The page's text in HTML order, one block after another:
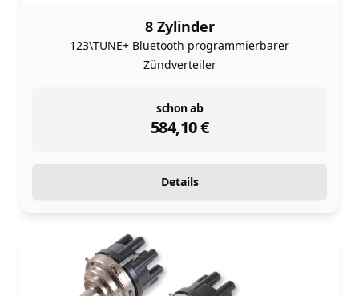
8 Zylinder
123\TUNE+ Bluetooth programmierbarer
Zündverteiler
schon ab
584,10€
instock
Details